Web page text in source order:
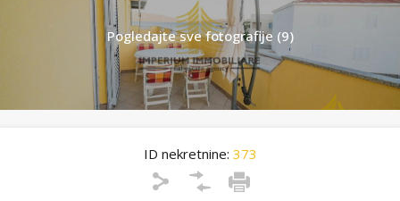
Pogledajte sve fotografije (9)
ID nekretnine: 373